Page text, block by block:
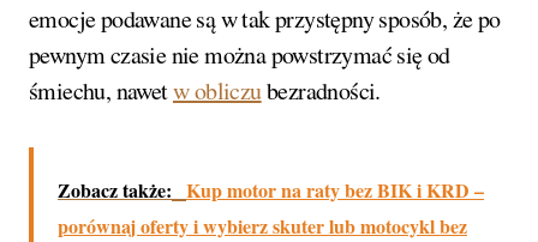
emocje podawane są w tak przystępny sposób, że po
pewnym czasie nie można powstrzymać się od
śmiechu, nawetw obliczubezradności.
Zobacz także: Kup motor na raty bez BIK i KRD –
porównaj oferty i wybierz skuter lub motocykl bez